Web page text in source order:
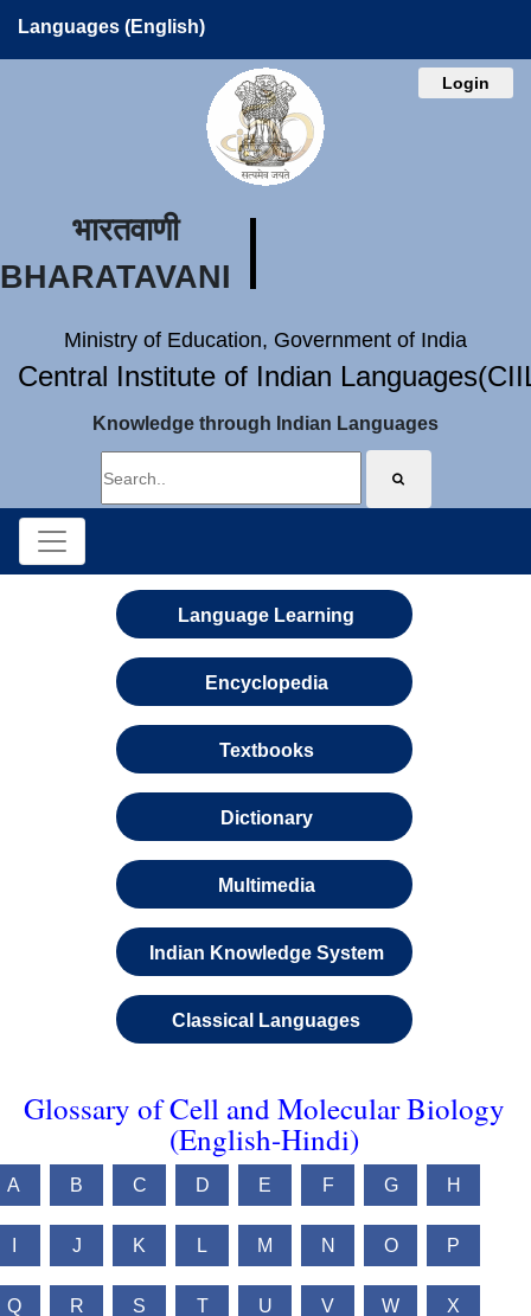
Languages (English)
Login
भारतवाणी
BHARATAVANI
Ministry of Education, Government of India
Central Institute of Indian
Knowledge through Indian Languages
Language Learning
Encyclopedia
Textbooks
Dictionary
Multimedia
Indian Knowledge System
Classical Languages
Glossary of Cell and Molecular Biology
(English-Hindi)
A B C D E F G H
J K L M N O P
Q R S T U V W X